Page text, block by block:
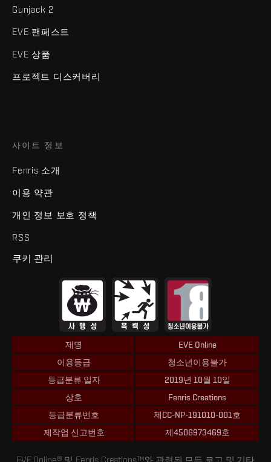
Gunjack 2
EVE 팬페스트
EVE 상품
프로젝트 디스커버리
사이트 정보
Fenris 소개
이용 약관
개인 정보 보호 정책
RSS
쿠키 관리
제명
EVE Online
이용등급
청소년이용불가
등급분류 일자
2019년 10월 10일
상호
Fenris Creations
등급분류번호
제CC-NP-191010-001호
제작업 신고번호
제4506973469호
EVE Online® 및 Fenris Creations™와 관련된 모든 로고 및 기타